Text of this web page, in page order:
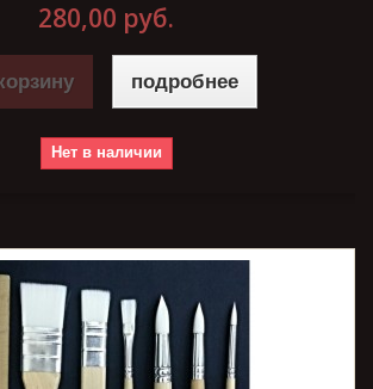
280,00 руб.
подробнее
Нет в наличии